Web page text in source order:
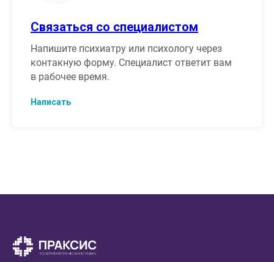
Связаться со специалистом
Напишите психиатру или психологу через
контакную форму. Специалист ответит вам
в рабочее время.
Написать